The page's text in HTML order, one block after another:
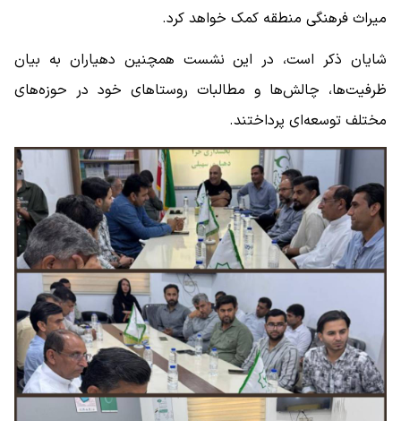
میراث فرهنگی منطقه کمک خواهد کرد.
شایان ذکر است، در این نشست همچنین دهیاران به بیان
ظرفیت‌ها، چالش‌ها و مطالبات روستاهای خود در حوزه‌های
مختلف توسعه‌ای پرداختند.